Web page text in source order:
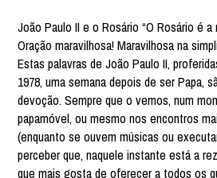
João Paulo II e o Rosário “O Rosário é
Oração maravilhosa! Maravilhosa na
Estas palavras de João Paulo II,
1978, uma semana depois de ser Papa,
devoção. Sempre que o vemos, num
papamóvel, ou mesmo nos encontros
(enquanto se ouvem músicas ou
perceber que, naquele instante está a
que mais gosta de oferecer a todos os